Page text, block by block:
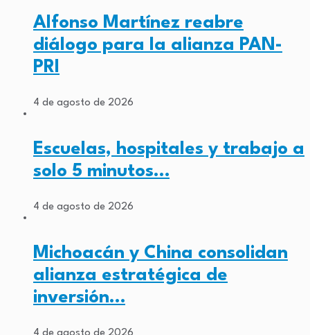
Alfonso Martínez reabre
diálogo para la alianza PAN-
PRI
4 de agosto de 2026
Escuelas, hospitales y trabajo a
solo 5 minutos…
4 de agosto de 2026
Michoacán y China consolidan
alianza estratégica de
inversión…